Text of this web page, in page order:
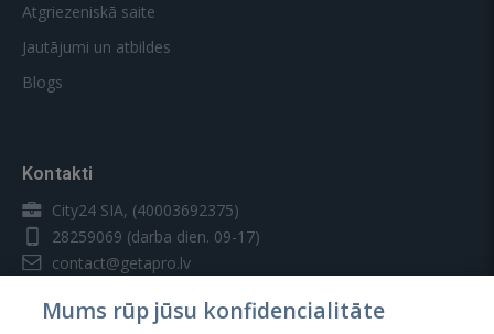
Atgriezeniskā saite
Jautājumi un atbildes
Blogs
Kontakti
City24 SIA, (40003692375)
28259069 (darba dien. 09-17)
contact@getapro.lv
Mums rūp jūsu konfidencialitāte